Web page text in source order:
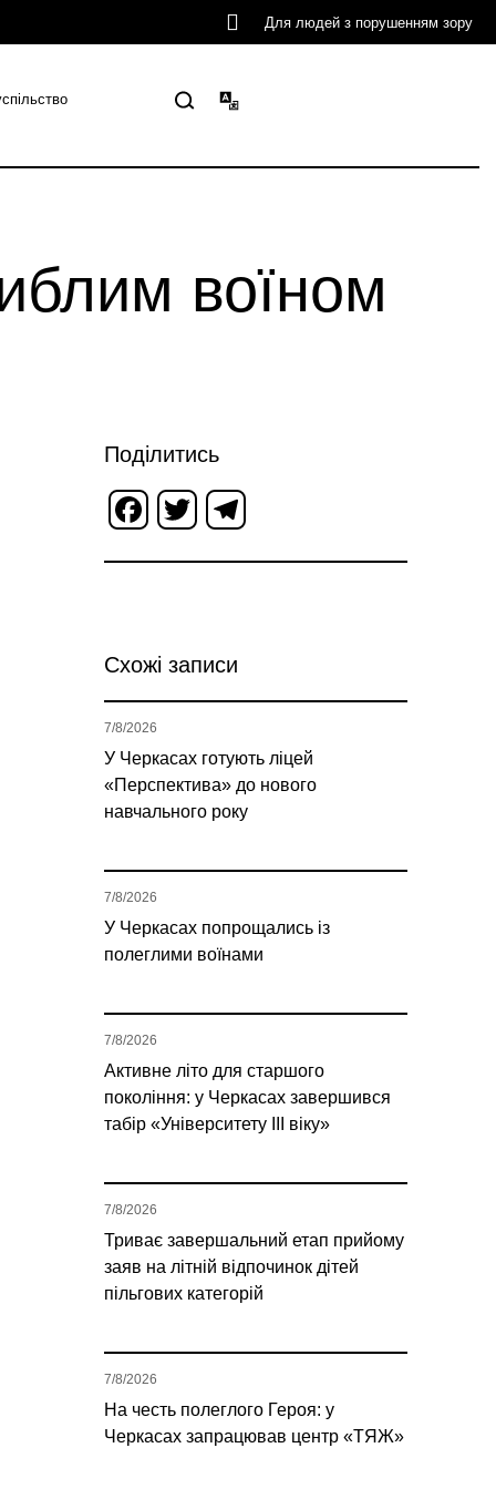
Для людей з порушенням зору
воїном
Поділитись
Facebook
Twitter
Схожі записи
У Черкасах готують ліцей
«Перспектива» до нового
навчального року
7/8/2026
У Черкасах попрощались із
полеглими воїнами
7/8/2026
Активне літо для старшого
покоління: у Черкасах завершився
табір «Університету ІІІ віку»
7/8/2026
Триває завершальний етап прийому
заяв на літній відпочинок дітей
пільгових категорій
7/8/2026
На честь полеглого Героя: у
Черкасах запрацював центр «ТЯЖ»
7/8/2026